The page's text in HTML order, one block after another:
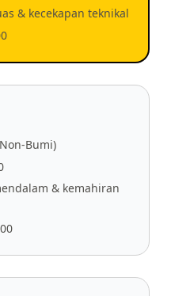
& kecekapan teknikal
Bumi)
& kemahiran